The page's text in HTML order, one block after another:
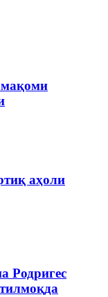
мақоми
аҳоли
Родригес